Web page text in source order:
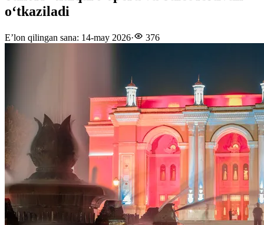
oʻtkaziladi
E’lon qilingan sana: 14-may 2026· 376